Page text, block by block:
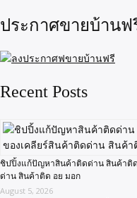
ประกาศขายบ้านฟ
Recent Posts
ชิปปิ้งแก้ปัญหาสินค้าติดด่าน สินค้าติ
ด่าน สินค้าติด อย มอก
August 5, 2026